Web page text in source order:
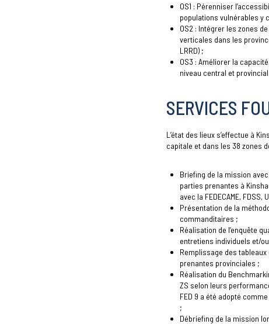
OS1 : Pérenniser
populations vulnérables y
OS2 : Intégrer les zones
verticales dans les
LRRD) ;
OS3 : Améliorer la
niveau central et provincial
SERVICES
L’état des lieux s’effectue à
capitale et dans les 38 zones
Briefing de la mission avec
parties prenantes à
avec la FEDECAME, FDSS,
Présentation de la
commanditaires ;
Réalisation de l’enquête
entretiens individuels et/
Remplissage des
prenantes provinciales ;
Réalisation du
ZS selon leurs
FED 9 a été adopté
;
Débriefing de la mission